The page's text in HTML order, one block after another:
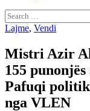
Search
for:
Lajme, Vendi
Mistri Azir
155 punonjës
Pafuqi
nga VLEN